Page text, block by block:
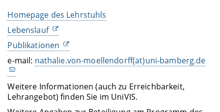
Homepage des Lehrstuhls
Lebenslauf
Publikationen
e-mail: nathalie.von-moellendorff(at)uni-bamberg.de
Weitere Informationen (auch zu Erreichbarkeit,
Lehrangebot) finden Sie im UniVIS.